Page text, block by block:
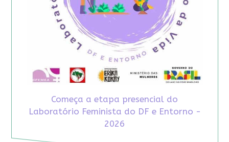
Começa a etapa presencial do
Laboratório Feminista do DF e Entorno -
2026